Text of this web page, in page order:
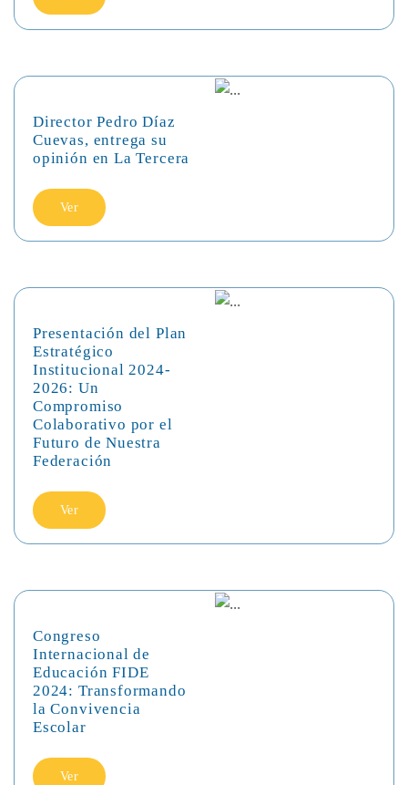
Director Pedro Díaz
Cuevas, entrega su
opinión en La Tercera
Ver
Presentación del Plan
Estratégico
Institucional 2024-
2026: Un
Compromiso
Colaborativo por el
Futuro de Nuestra
Federación
Ver
Congreso
Internacional de
Educación FIDE
2024: Transformando
la Convivencia
Escolar
Ver